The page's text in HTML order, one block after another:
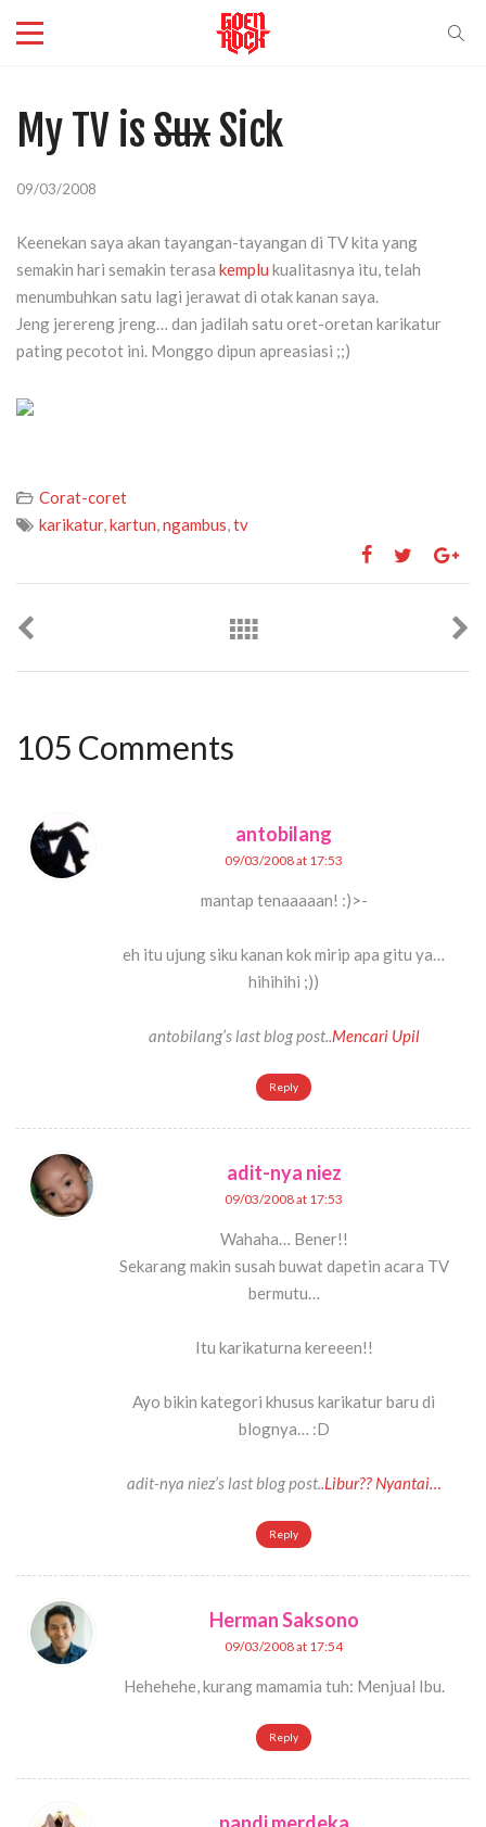
My TV isSuxSick
09/03/2008
Keenekan saya akan tayangan-tayangan di TV kita yang
semakin hari semakin terasa kemplu kualitasnya itu, telah
menumbuhkan satu lagi jerawat di otak kanan saya.
Jeng jerereng jreng… dan jadilah satu oret-oretan karikatur
pating pecotot ini. Monggo dipun apreasiasi ;;)
Corat-coret
karikatur,kartun,ngambus,tv
105 Comments
antobilang
09/03/2008 at 17:53
mantap tenaaaaan! :)>-
eh itu ujung siku kanan kok mirip apa gitu ya…
hihihihi ;))
antobilang’s last blog post..Mencari Upil
Reply
adit-nya niez
09/03/2008 at 17:53
Wahaha… Bener!!
Sekarang makin susah buwat dapetin acara TV
bermutu…
Itu karikaturna kereeen!!
Ayo bikin kategori khusus karikatur baru di
blognya… :D
adit-nya niez’s last blog post..Libur?? Nyantai…
Reply
Herman Saksono
09/03/2008 at 17:54
Hehehehe, kurang mamamia tuh: Menjual Ibu.
Reply